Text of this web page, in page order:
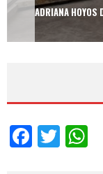
ADRIANA